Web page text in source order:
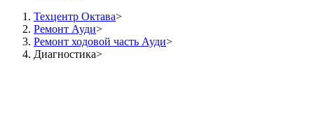
Техцентр Октава
Ремонт Ауди
Ремонт ходовой часть Ауди
Диагностика